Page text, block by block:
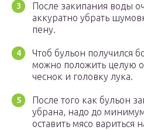
После закипания воды
аккуратно убрать
пену.
Чтоб бульон получился
можно положить целую
чеснок и головку лука.
После того как бульон
убрана, надо до
оставить мясо вариться